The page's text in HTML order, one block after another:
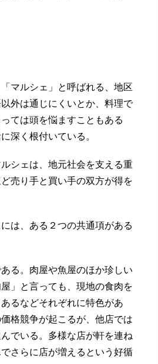
マルシェ」と呼ばれる、地区
外は通じにくいとか、料理で
ては頭を悩ますこともある
深く根付いている。
シェは、地元社会を支える重
売り手と買い手の双方が得を
は、ある２つの共通項がある
る。肉屋や魚屋のほか珍しい
」と言っても、現地の食肉を
るなどそれぞれに特色があ
格競争が起こるが、他店では
でいる。多様な店が軒を連ね
さらに店が増えるという好循